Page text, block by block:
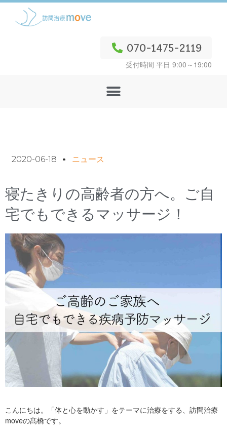
070-1475-2119
受付時間 平日 9:00～19:00
2020-06-18 ニュース
寝たきりの高齢者の方へ。ご自
宅でもできるマッサージ！
こんにちは。「体と心を動かす」をテーマに治療をする、訪問治療
moveの髙橋です。